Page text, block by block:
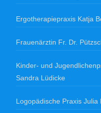
Ergotherapiepraxis Katja
Frauenärztin Fr. Dr.
Kinder- und
Sandra Lüdicke
Logopädische Praxis Julia